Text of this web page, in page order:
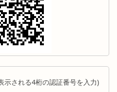
示される4桁の認証番号を入力)